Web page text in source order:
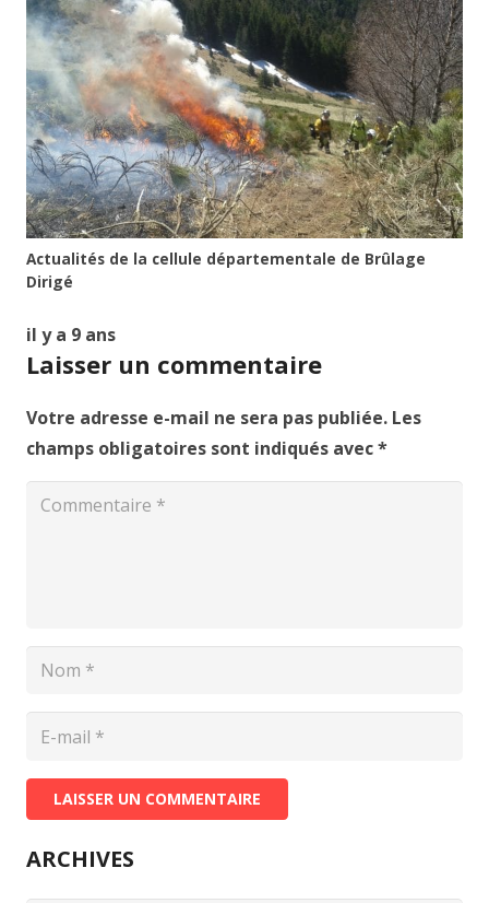
Actualités de la cellule départementale de Brûlage
Dirigé
il y a 9 ans
Laisser un commentaire
Votre adresse e-mail ne sera pas publiée. Les
champs obligatoires sont indiqués avec*
LAISSER UN COMMENTAIRE
ARCHIVES